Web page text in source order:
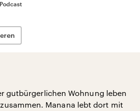
gutbürgerlichen Wohnung leben
Manana lebt dort mit